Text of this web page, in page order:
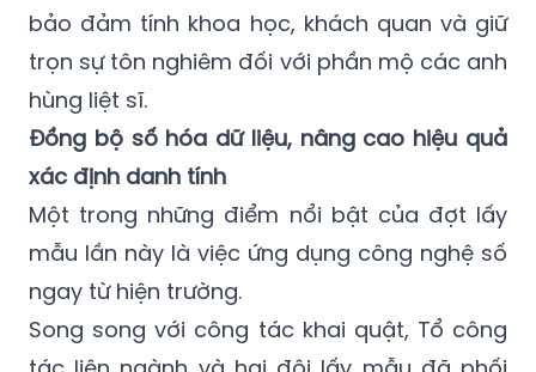
bảo đảm tính khoa học, khách quan và giữ
trọn sự tôn nghiêm đối với phần mộ các anh
hùng liệt sĩ.
Đồng bộ số hóa dữ liệu, nâng cao hiệu quả
xác định danh tính
Một trong những điểm nổi bật của đợt lấy
mẫu lần này là việc ứng dụng công nghệ số
ngay từ hiện trường.
Song song với công tác khai quật, Tổ công